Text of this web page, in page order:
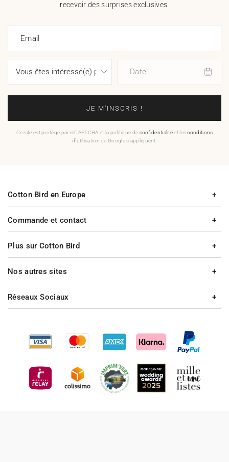
recevoir des surprises exclusives.
Email
Date
JE M'INSCRIS !
Ce site est protégé par reCAPTCHA et la politique de confidentialitéet lesconditions
d'utilisation de Google s'appliquent.
Commande et contact
Plus sur Cotton Bird
Cotton Bird en Europe
Nos autres sites
Réseaux Sociaux